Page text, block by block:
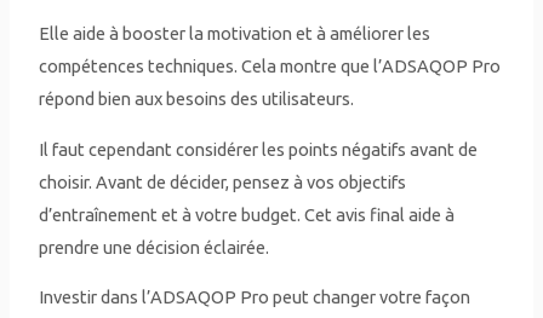
Elle aide à booster la motivation et à améliorer les
compétences techniques. Cela montre que l’ADSAQOP Pro
répond bien aux besoins des utilisateurs.
Il faut cependant considérer les points négatifs avant de
choisir. Avant de décider, pensez à vos objectifs
d’entraînement et à votre budget. Cet avis final aide à
prendre une décision éclairée.
Investir dans l’ADSAQOP Pro peut changer votre façon